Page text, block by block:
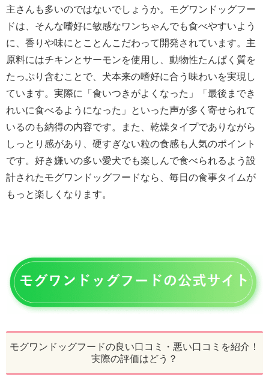
主さんも多いのではないでしょうか。モグワンドッグフー
ドは、そんな嗜好に敏感なワンちゃんでも食べやすいよう
に、香りや味にとことんこだわって開発されています。主
原料にはチキンとサーモンを使用し、動物性たんぱく質を
たっぷり含むことで、犬本来の嗜好に合う味わいを実現し
ています。実際に「食いつきがよくなった」「最後までき
れいに食べるようになった」といった声が多く寄せられて
いるのも納得の内容です。また、乾燥タイプでありながら
しっとり感があり、硬すぎない粒の食感も人気のポイント
です。好き嫌いの多い愛犬でも楽しんで食べられるよう設
計されたモグワンドッグフードなら、毎日の食事タイムが
もっと楽しくなります。
モグワンドッグフードの良い口コミ・悪い口コミを紹介！
実際の評価はどう？